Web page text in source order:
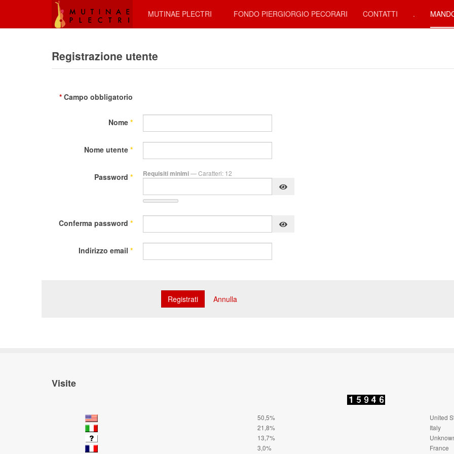
MUTINAE PLECTRI FONDO PIERGIORGIO PECORARI CONTATTI .
Registrazione utente
* Campo obbligatorio
Nome *
Nome utente *
Password * Requisiti minimi— Caratteri: 12
Mostra password
Conferma password * Mostra password
Indirizzo email *
Registrati Annulla
Visite
50,5%
United
21,8%
Italy
13,7%
3,0%
France